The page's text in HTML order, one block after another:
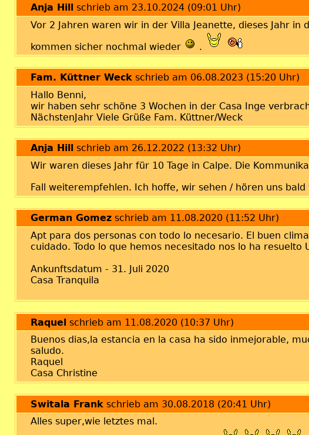
Anja Hill schrieb am 23.10.2024 (09:01 Uhr)
Vor 2 Jahren waren wir in der Villa Jeanette, dieses Jahr
kommen sicher nochmal wieder
.
Fam. Küttner Weck schrieb am 06.08.2023 (15:20 Uhr)
Hallo Benni,
wir haben sehr schöne 3 Wochen in der Casa Inge
NächstenJahr Viele Grüße Fam. Küttner/Weck
Anja Hill
schrieb am 26.12.2022 (13:32 Uhr)
Wir waren dieses Jahr für 10 Tage in Calpe. Die
Fall weiterempfehlen. Ich hoffe, wir sehen / hören uns bald
German Gomez schrieb am 11.08.2020 (11:52 Uhr)
Apt para dos personas con todo lo necesario. El buen
cuidado. Todo lo que hemos necesitado nos lo ha
Ankunftsdatum - 31. Juli 2020
Casa Tranquila
Raquel schrieb am 11.08.2020 (10:37 Uhr)
Buenos dias,la estancia en la casa ha sido inmejorable,
saludo.
Raquel
Casa Christine
Switala Frank schrieb am 30.08.2018 (20:41 Uhr)
Alles super,wie letztes mal.